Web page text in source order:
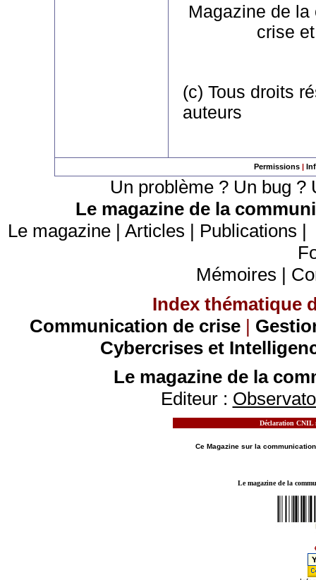
Magazine de
crise
(c) Tous droits
auteurs
Permissions |
Un problème ? Un bug
Le magazine de la
Le magazine| Articles | Publications |
Mémoires |
Index thématique
Communication de crise |
Cybercrises et
Le magazine de la
Editeur :
Déclaration CNIL
Ce Magazine sur la communication
Le magazine de la